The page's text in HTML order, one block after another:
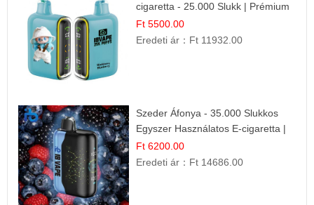
cigaretta - 25.000 Slukk | Prémium
Gyümölcs Íz
Ft 5500.00
Eredeti ár： Ft 11932.00
Szeder Áfonya - 35.000 Slukkos
Egyszer Használatos E-cigaretta |
Prémium Ízélmény
Ft 6200.00
Eredeti ár： Ft 14686.00